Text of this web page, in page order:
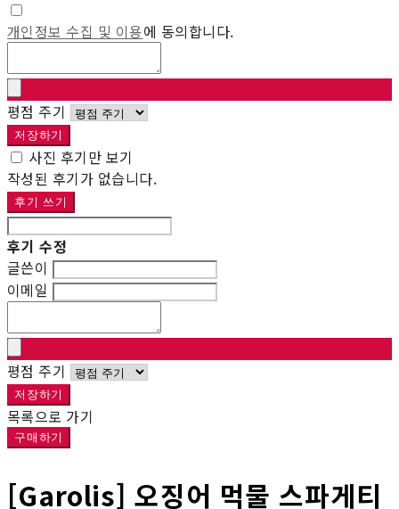
개인정보 수집 및 이용에 동의합니다.
평점 주기
저장하기
사진 후기만 보기
작성된 후기가 없습니다.
후기 쓰기
후기 수정
글쓴이
이메일
평점 주기
저장하기
목록으로 가기
구매하기
[Garolis] 오징어 먹물 스파게티